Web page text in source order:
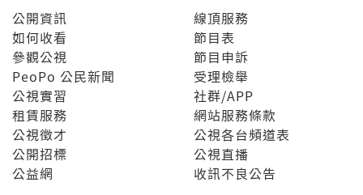
公開資訊
如何收看
參觀公視
PeoPo 公民新聞
公視實習
租賃服務
公視徵才
公開招標
公益網
線頂服務
節目表
節目申訴
受理檢舉
社群/APP
網站服務條款
公視各台頻道表
公視直播
收訊不良公告